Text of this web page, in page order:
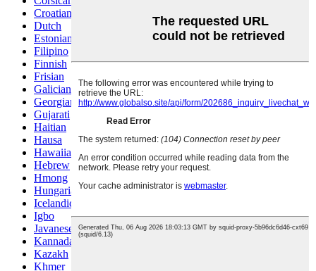
Croatian
Dutch
Estonian
Filipino
Finnish
Frisian
Galician
Georgian
Gujarati
Haitian
Hausa
Hawaiian
Hebrew
Hmong
Hungarian
Icelandic
Igbo
Javanese
Kannada
Kazakh
Khmer